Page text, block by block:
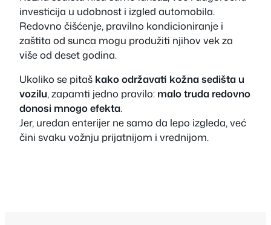
investicija u udobnost i izgled automobila.
Redovno čišćenje, pravilno kondicioniranje i
zaštita od sunca mogu produžiti njihov vek za
više od deset godina.
Ukoliko se pitaš kako održavati kožna sedišta u
vozilu, zapamti jedno pravilo: malo truda redovno
donosi mnogo efekta.
Jer, uredan enterijer ne samo da lepo izgleda, već
čini svaku vožnju prijatnijom i vrednijom.